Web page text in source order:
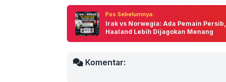
Pos Sebelumnya:
Irak vs Norwegia: Ada Pemain Persib,
Haaland Lebih Dijagokan Menang
Komentar: